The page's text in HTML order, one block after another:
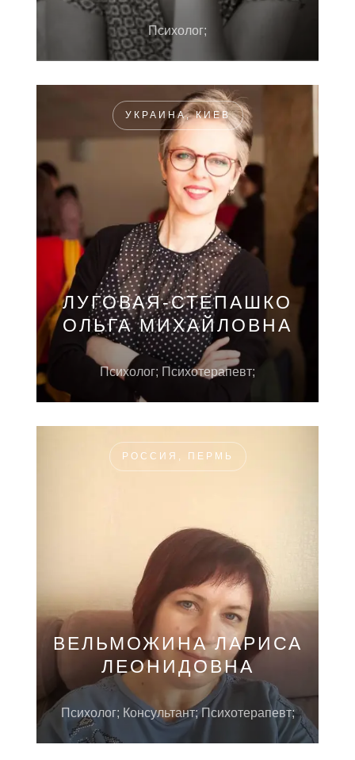
Психолог;
УКРАИНА, КИЕВ
ЛУГОВАЯ-СТЕПАШКО
ОЛЬГА МИХАЙЛОВНА
Психолог; Психотерапевт;
РОССИЯ, ПЕРМЬ
ВЕЛЬМОЖИНА ЛАРИСА
ЛЕОНИДОВНА
Психолог; Консультант; Психотерапевт;